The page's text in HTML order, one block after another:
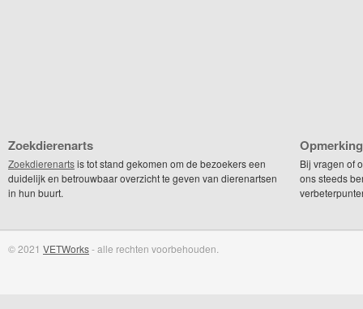
Zoekdierenarts
Zoekdierenartsis tot stand gekomen om de bezoekers een
duidelijk en betrouwbaar overzicht te geven van dierenartsen
in hun buurt.
Bij vragen of
ons steeds
© 2021 VETWorks- alle rechten voorbehouden.